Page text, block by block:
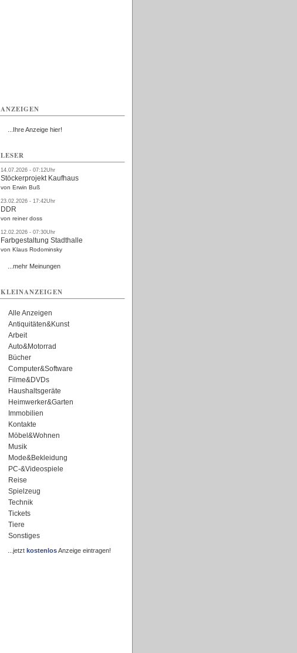
ANZEIGEN
...Ihre Anzeige hier!
LESER
14.07.2026 - 07:12Uhr
Stöckerprojekt Kaufhaus
von Erwin Buß
23.02.2026 - 17:42Uhr
DDR
von reiner doss
12.02.2026 - 07:30Uhr
Farbgestaltung Stadthalle
von Klaus Rodominsky
...mehr Meinungen
KLEINANZEIGEN
Alle Anzeigen
Antiquitäten&Kunst
Arbeit
Auto&Motorrad
Bücher
Computer&Software
Filme&DVDs
Haushaltsgeräte
Heimwerker&Garten
Immobilien
Kontakte
Möbel&Wohnen
Musik
Mode&Bekleidung
PC-&Videospiele
Reise
Spielzeug
Technik
Tickets
Tiere
Sonstiges
...jetzt kostenlosAnzeige eintragen!